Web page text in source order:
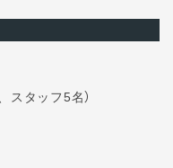
スタッフ5名）